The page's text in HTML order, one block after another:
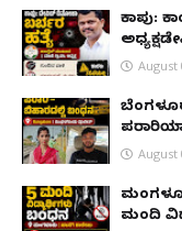
ಕಾಪು:
August
August
ಮಂದಿ